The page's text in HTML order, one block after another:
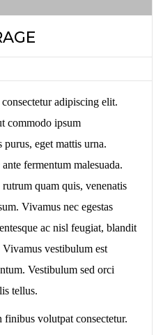
adipiscing elit.
commodo ipsum
eget mattis urna.
fermentum malesuada.
quam quis, venenatis
Vivamus nec egestas
ac nisl feugiat, blandit
vestibulum est
Vestibulum sed orci
tellus.
finibus volutpat consectetur.